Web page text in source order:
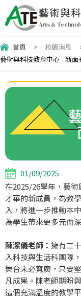
藝術與
Arts &
首頁 > 校園消息
藝術與科技教育中心 - 新面
01/09/2025
在2025/26學年，藝
才華的新成員，為教
入，將進一步推動本
為學生帶來更多元而
陳潔儀老師： 擁有二
入科技與生活科團隊
舞台未必寬廣，只要
凡成果。陳老師期盼
這個充滿溫度的教學